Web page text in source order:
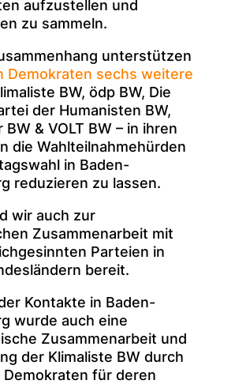
aufzustellen und
zu sammeln.
unterstützen
Demokraten sechs weitere
BW, ödp BW, Die
der Humanisten BW,
BW & VOLT BW – in ihren
die Wahlteilnahmehürden
in Baden-
reduzieren zu lassen.
wir auch zur
Zusammenarbeit mit
Parteien in
bereit.
Kontakte in Baden-
wurde auch eine
Zusammenarbeit und
der Klimaliste BW durch
Demokraten für deren